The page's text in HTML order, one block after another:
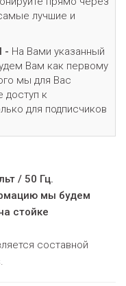
лучшие и
- На Вами указанный
Вам как первому
мы для Вас
доступ к
для подписчиков
/ 50 Гц.
мы будем
стойке
составной